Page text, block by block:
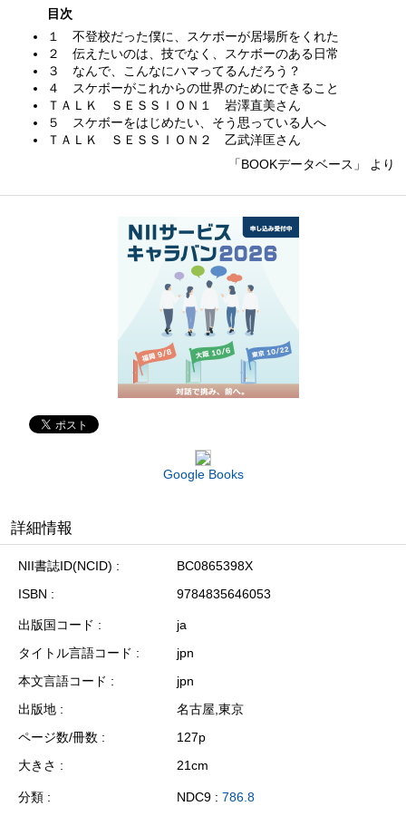
目次
１ 不登校だった僕に、スケボーが居場所をくれた
２ 伝えたいのは、技でなく、スケボーのある日常
３ なんで、こんなにハマってるんだろう？
４ スケボーがこれからの世界のためにできること
ＴＡＬＫ ＳＥＳＳＩＯＮ１ 岩澤直美さん
５ スケボーをはじめたい、そう思っている人へ
ＴＡＬＫ ＳＥＳＳＩＯＮ２ 乙武洋匡さん
「BOOKデータベース」 より
Google Books
詳細情報
NII書誌ID(NCID)
BC0865398X
ISBN
9784835646053
出版国コード
ja
タイトル言語コード
jpn
本文言語コード
jpn
出版地
名古屋,東京
ページ数/冊数
127p
大きさ
21cm
分類 NDC9 : 786.8